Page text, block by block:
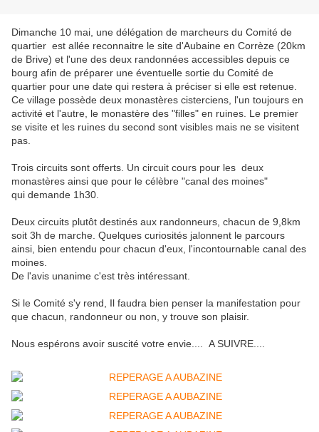
Dimanche 10 mai, une délégation de marcheurs du Comité de
quartier est allée reconnaitre le site d'Aubaine en Corrèze (20km
de Brive) et l'une des deux randonnées accessibles depuis ce
bourg afin de préparer une éventuelle sortie du Comité de
quartier pour une date qui restera à préciser si elle est retenue.
Ce village possède deux monastères cisterciens, l'un toujours en
activité et l'autre, le monastère des "filles" en ruines. Le premier
se visite et les ruines du second sont visibles mais ne se visitent
pas.
Trois circuits sont offerts. Un circuit cours pour les deux
monastères ainsi que pour le célèbre "canal des moines"
qui demande 1h30.
Deux circuits plutôt destinés aux randonneurs, chacun de 9,8km
soit 3h de marche. Quelques curiosités jalonnent le parcours
ainsi, bien entendu pour chacun d'eux, l'incontournable canal des
moines.
De l'avis unanime c'est très intéressant.
Si le Comité s'y rend, Il faudra bien penser la manifestation pour
que chacun, randonneur ou non, y trouve son plaisir.
Nous espérons avoir suscité votre envie.... A SUIVRE....